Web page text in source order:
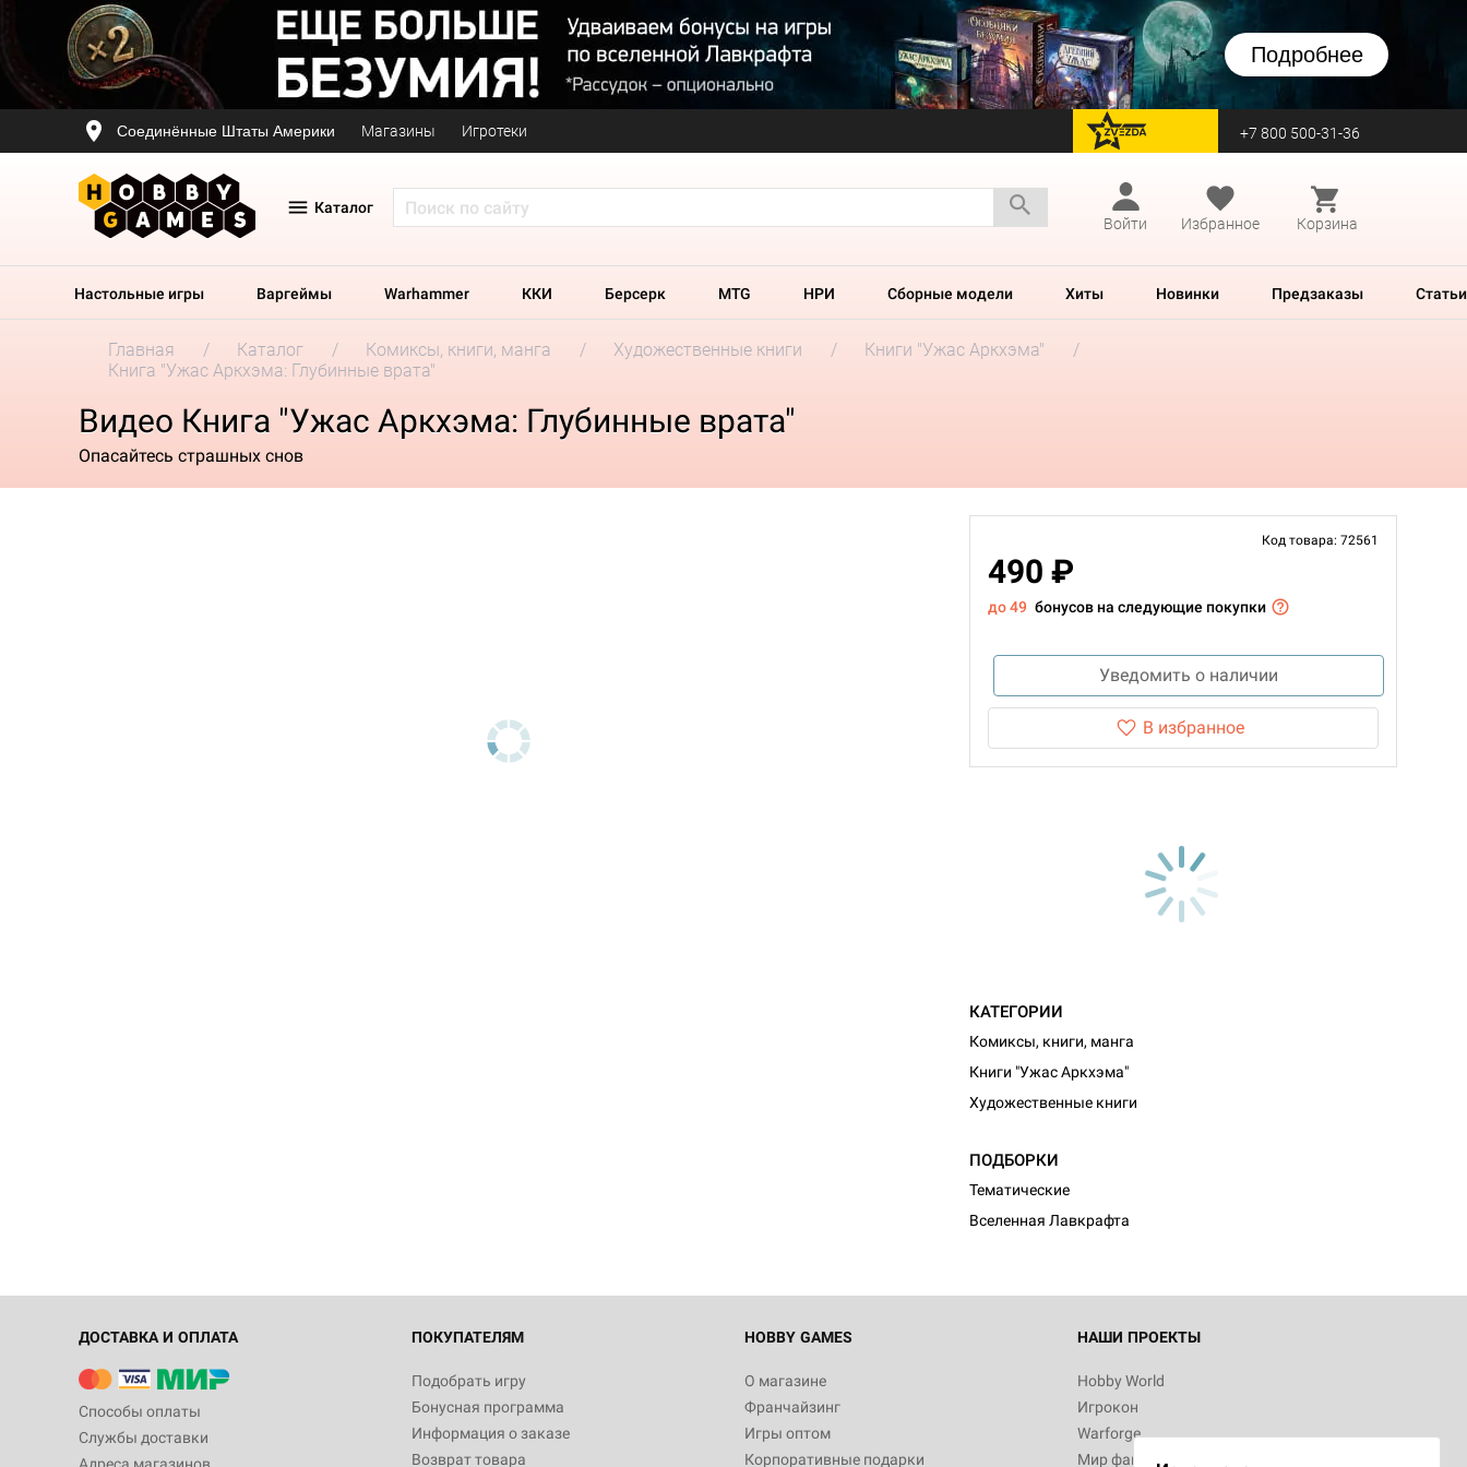
Подробнее
Соединённые Штаты Америки Магазины Игротеки перейти на Zvezda +7 800 500-31-36
Каталог
Войти
Избранное Корзина
Настольные игры Варгеймы Warhammer ККИ Берсерк MTG НРИ Сборные модели Хиты Новинки Предзаказы Статьи
Главная Каталог Комиксы, книги, манга Художественные книги
Книги "Ужас Аркхэма"
Книга "Ужас Аркхэма: Глубинные врата"
Видео Книга "Ужас Аркхэма: Глубинные врата"
Опасайтесь страшных снов
Код товара: 72561
490 ₽
до 49 бонусов на следующие покупки
Уведомить о наличии
В избранное
КАТЕГОРИИ
Комиксы, книги, манга
Книги "Ужас Аркхэма"
Художественные книги
ПОДБОРКИ
Тематические
Вселенная Лавкрафта
ДОСТАВКА И ОПЛАТА
Способы оплаты
Службы доставки
ПОКУПАТЕЛЯМ
Подобрать игру
Бонусная программа
Информация о заказе
Возврат товара
HOBBY GAMES
О магазине
Франчайзинг
Игры оптом
Корпоративные подарки
НАШИ ПРОЕКТЫ
Hobby World
Игрокон
Warforge
Мир фантастики